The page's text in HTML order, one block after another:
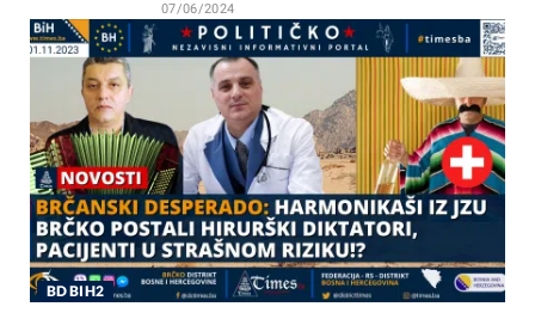
07/06/2024
BD BIH2